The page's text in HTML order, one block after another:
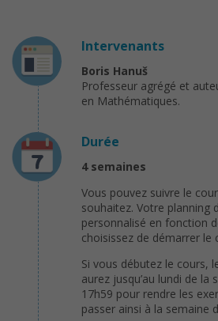
Intervenants
Boris Hanuš
Professeur agrégé et
en Mathématiques.
Durée
4 semaines
Vous pouvez suivre le
souhaitez. Votre planning
personnalisé en fonction
choisissez de démarrer le
Si vous débutez le cours,
aurez jusqu’au lundi de la
17h59 pour rendre les
passer ainsi à la semaine